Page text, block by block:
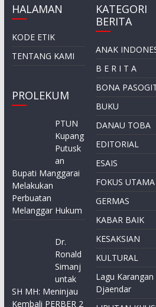
HALAMAN
KODE ETIK
TENTANG KAMI
PROLEKUM
PTUN
Kupang
Putusk
an
Bupati Manggarai
Melakukan
Perbuatan
Melanggar Hukum
Dr.
Ronald
Simanj
untak
SH MH: Meninjau
Kembali PERBER 2
KATEGORI
BERITA
ANAK
B E R I T A
BONA
BUKU
DANAU TOBA
EDITORIAL
ESAIS
FOKUS UTAMA
GERMAS
KABAR BAIK
KESAKSIAN
KULTURAL
Lagu Karangan
Djaendar